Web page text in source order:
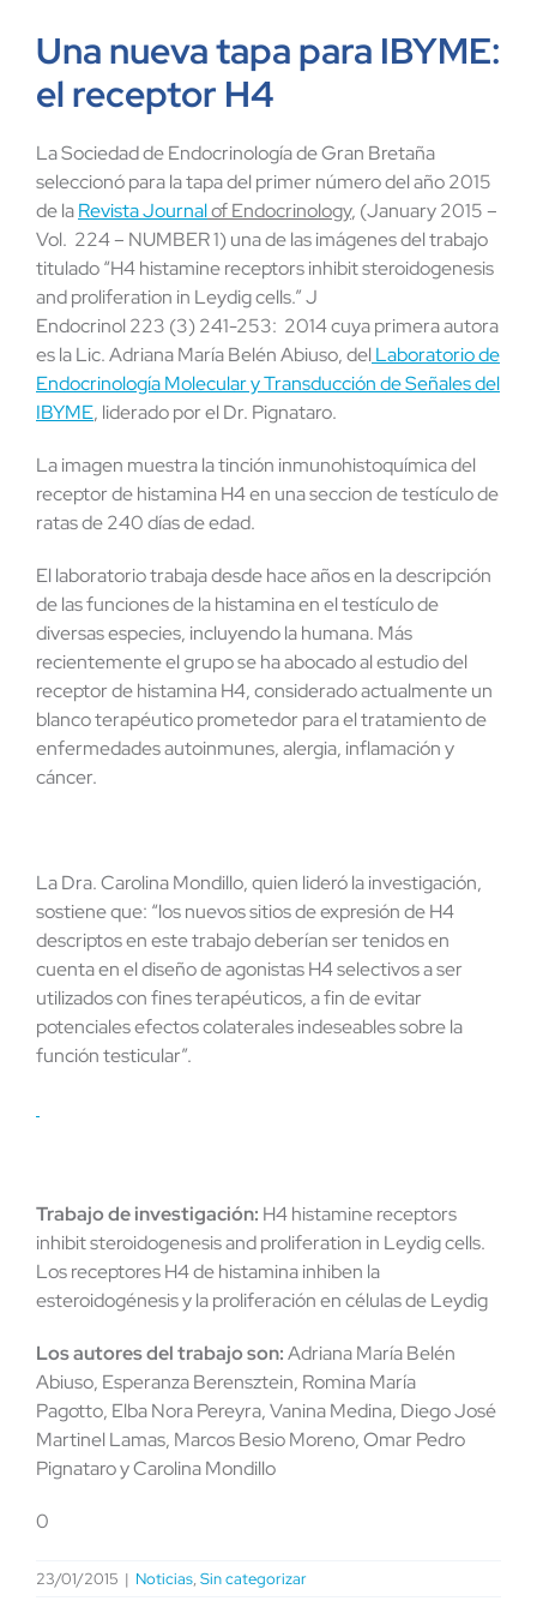
Una nueva tapa para IBYME:
el receptor H4
La Sociedad de Endocrinología de Gran Bretaña
seleccionó para la tapa del primer número del año 2015
de laRevista Journalof Endocrinology, (January 2015 –
Vol. 224 – NUMBER 1) una de las imágenes del trabajo
titulado “H4 histamine receptors inhibit steroidogenesis
and proliferation in Leydig cells.” J
Endocrinol 223 (3) 241-253: 2014 cuya primera autora
es la Lic. Adriana María Belén Abiuso, delLaboratorio de
Endocrinología Molecular y Transducción de Señales del
IBYME, liderado por el Dr. Pignataro.
La imagen muestra la tinción inmunohistoquímica del
receptor de histamina H4 en una seccion de testículo de
ratas de 240 días de edad.
El laboratorio trabaja desde hace años en la descripción
de las funciones de la histamina en el testículo de
diversas especies, incluyendo la humana. Más
recientemente el grupo se ha abocado al estudio del
receptor de histamina H4, considerado actualmente un
blanco terapéutico prometedor para el tratamiento de
enfermedades autoinmunes, alergia, inflamación y
cáncer.
La Dra. Carolina Mondillo, quien lideró la investigación,
sostiene que: “los nuevos sitios de expresión de H4
descriptos en este trabajo deberían ser tenidos en
cuenta en el diseño de agonistas H4 selectivos a ser
utilizados con fines terapéuticos, a fin de evitar
potenciales efectos colaterales indeseables sobre la
función testicular”.
Trabajo de investigación: H4 histamine receptors
inhibit steroidogenesis and proliferation in Leydig cells.
Los receptores H4 de histamina inhiben la
esteroidogénesis y la proliferación en células de Leydig
Los autores del trabajo son:Adriana María Belén
Abiuso, Esperanza Berensztein, Romina María
Pagotto, Elba Nora Pereyra, Vanina Medina, Diego José
Martinel Lamas, Marcos Besio Moreno, Omar Pedro
Pignataro y Carolina Mondillo
0
23/01/2015 | Noticias,Sin categorizar